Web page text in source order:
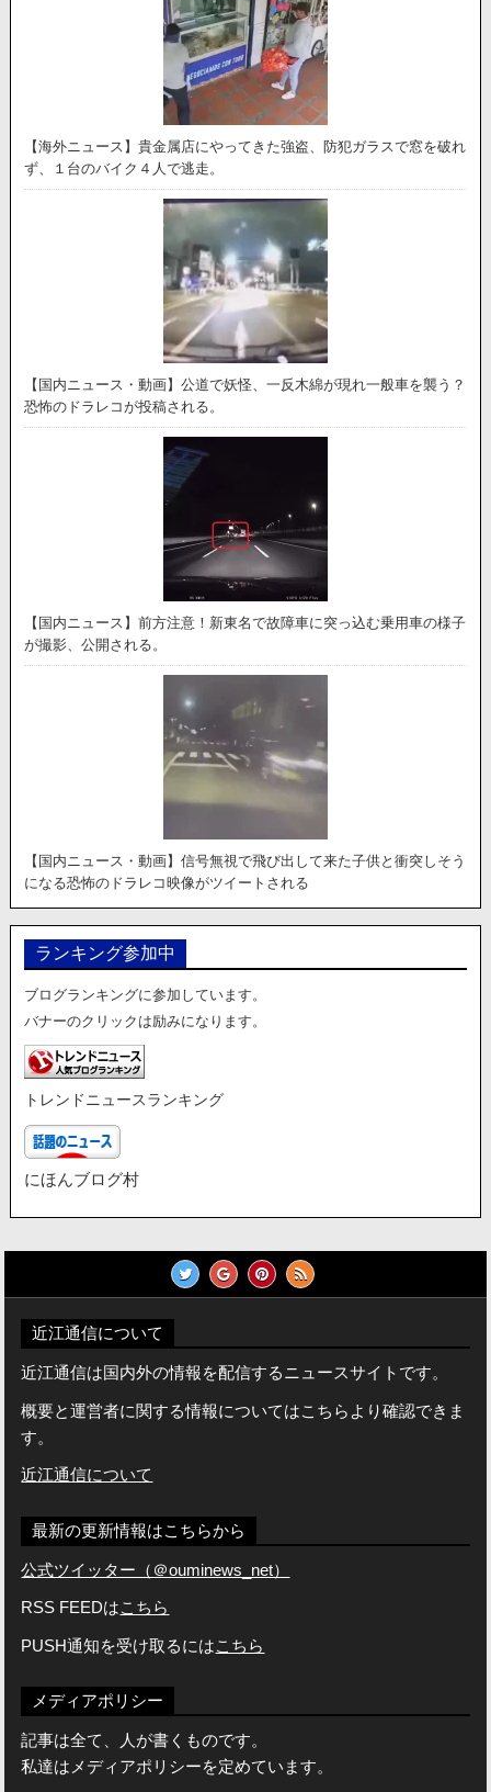
【海外ニュース】貴金属店にやってきた強盗、防犯ガラスで窓を破れ
ず、１台のバイク４人で逃走。
【国内ニュース・動画】公道で妖怪、一反木綿が現れ一般車を襲う？
恐怖のドラレコが投稿される。
【国内ニュース】前方注意！新東名で故障車に突っ込む乗用車の様子
が撮影、公開される。
【国内ニュース・動画】信号無視で飛び出して来た子供と衝突しそう
になる恐怖のドラレコ映像がツイートされる
ランキング参加中
ブログランキングに参加しています。
バナーのクリックは励みになります。
トレンドニュースランキング
にほんブログ村
近江通信について
近江通信は国内外の情報を配信するニュースサイトです。
概要と運営者に関する情報についてはこちらより確認できま
す。
近江通信について
最新の更新情報はこちらから
公式ツイッター（＠ouminews_net）
RSS FEEDはこちら
PUSH通知を受け取るにはこちら
メディアポリシー
記事は全て、人が書くものです。
私達はメディアポリシーを定めています。